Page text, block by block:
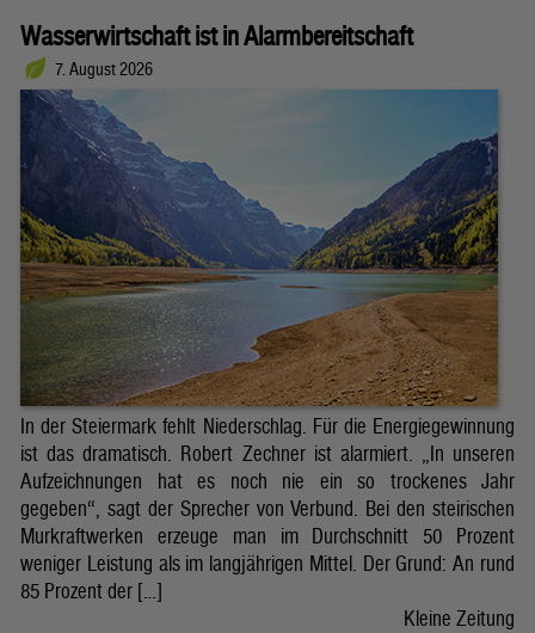
Wasserwirtschaft ist in Alarmbereitschaft
7. August 2026
In der Steiermark fehlt Niederschlag. Für die Energiegewinnung
ist das dramatisch. Robert Zechner ist alarmiert. „In unseren
Aufzeichnungen hat es noch nie ein so trockenes Jahr
gegeben“, sagt der Sprecher von Verbund. Bei den steirischen
Murkraftwerken erzeuge man im Durchschnitt 50 Prozent
weniger Leistung als im langjährigen Mittel. Der Grund: An rund
85 Prozent der […]
Kleine Zeitung